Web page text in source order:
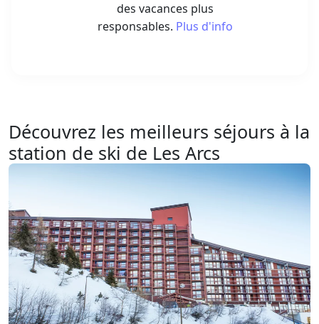
des vacances plus
responsables. Plus d'info
Découvrez les meilleurs séjours à la
station de ski de Les Arcs